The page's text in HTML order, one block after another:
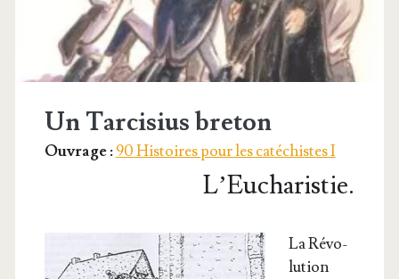
Un Tarcisius breton
Ouvrage :90 Histoires pour les catéchistes I
L’Eucharistie.
La Révo­
lu­tion